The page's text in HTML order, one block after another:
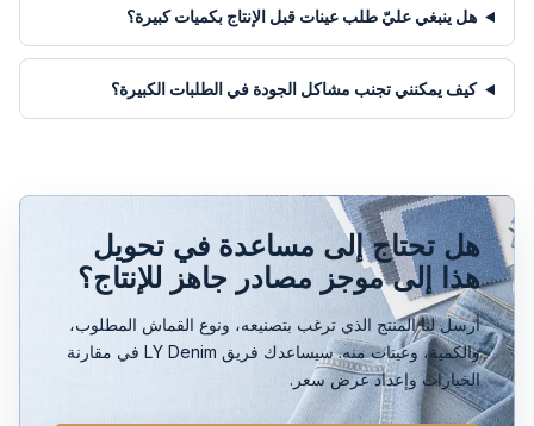
هل ينبغي عليّ طلب عينات قبل الإنتاج بكميات كبيرة؟
كيف يمكنني تجنب مشاكل الجودة في الطلبات الكبيرة؟
هل تحتاج إلى مساعدة في تحويل
هذا إلى موجز مصادر جاهز للإنتاج؟
أرسل لنا المنتج الذي ترغب بتصنيعه، ونوع القماش المطلوب،
والكمية، وعينات منه. سيساعدك فريق LY Denim في مقارنة
الخيارات وإعداد عرض سعر.